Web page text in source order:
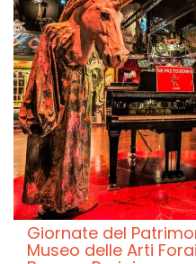
Giornate del
Museo delle Arti